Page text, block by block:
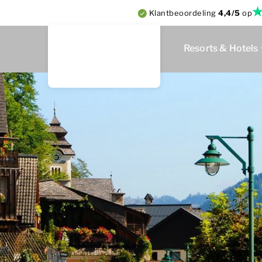
Klantbeoordeling4,4/5 op
Resorts & Hotels